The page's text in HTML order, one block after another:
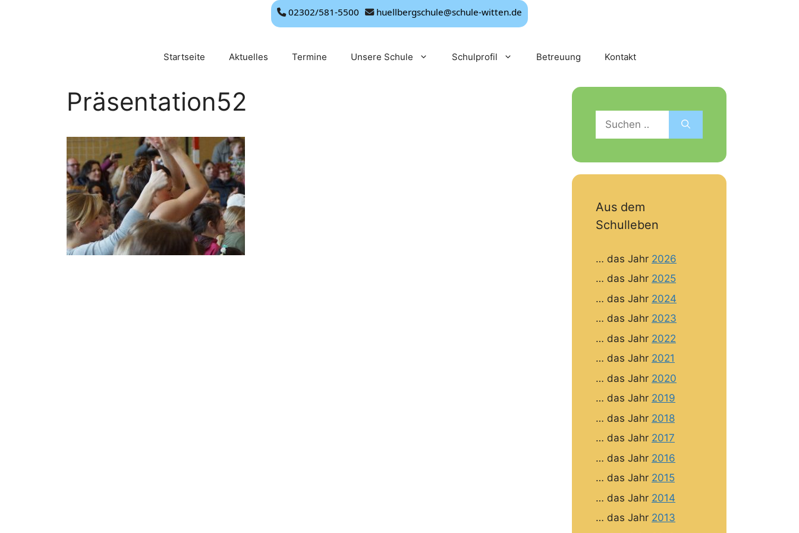
02302/581-5500 huellbergschule@schule-witten.de
Startseite Aktuelles Termine Unsere Schule Schulprofil Betreuung Kontakt
Präsentation52
nach:
Aus dem
Schulleben
… das Jahr 2026
… das Jahr 2025
… das Jahr 2024
… das Jahr 2023
… das Jahr 2022
… das Jahr 2021
… das Jahr 2020
… das Jahr 2019
… das Jahr 2018
… das Jahr 2017
… das Jahr 2016
… das Jahr 2015
… das Jahr 2014
… das Jahr 2013